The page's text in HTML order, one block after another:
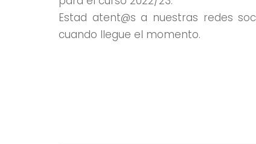
Estad atent@s a nuestras redes
cuando llegue el momento.